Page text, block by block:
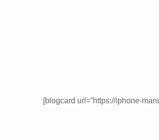
[blogcard url=”https://iphone-